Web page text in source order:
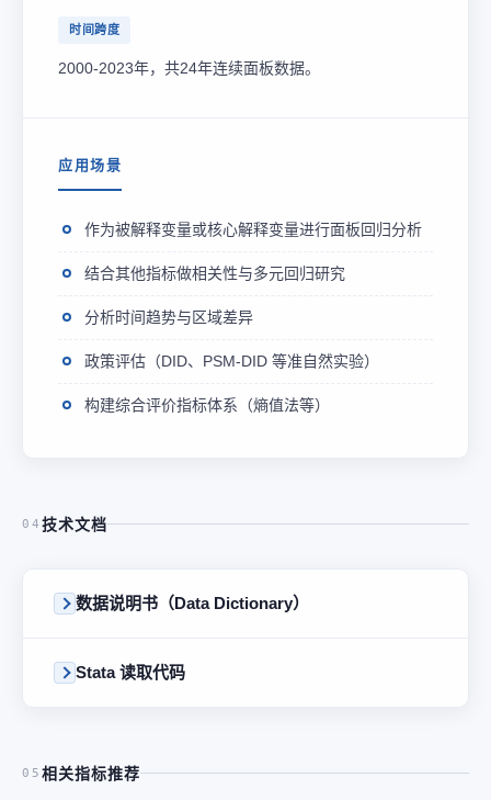
时间跨度
2000-2023年，共24年连续面板数据。
应用场景
作为被解释变量或核心解释变量进行面板回归分析
结合其他指标做相关性与多元回归研究
分析时间趋势与区域差异
政策评估（DID、PSM-DID 等准自然实验）
构建综合评价指标体系（熵值法等）
04 技术文档
数据说明书（Data Dictionary）
Stata 读取代码
05 相关指标推荐